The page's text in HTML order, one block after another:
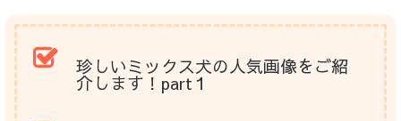
珍しいミックス犬の人気画像をご紹
介します！part１